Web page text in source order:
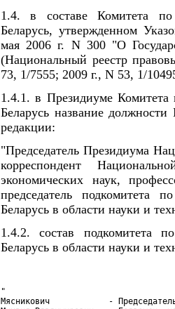
1.4. в составе Комитета по
Беларусь, утвержденном
мая 2006 г. N 300 "О
(Национальный реестр
73, 1/7555; 2009 г., N 53, 1/
1.4.1. в Президиуме Комитета
Беларусь название
редакции:
"Председатель Президиума
корреспондент
экономических наук,
председатель подкомитета
Беларусь в области науки и
1.4.2. состав подкомитета
Беларусь в области науки и
"
Мясникович            - Председатель